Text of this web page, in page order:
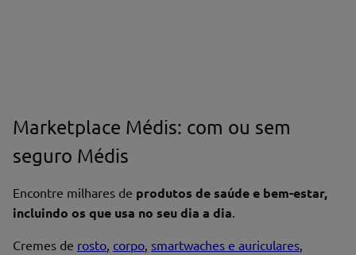
Marketplace Médis: com ou sem
seguro Médis
Encontre milhares de produtos de saúde e bem-estar,
incluindo os que usa no seu dia a dia.
Cremes de rosto, corpo, smartwaches e auriculares,